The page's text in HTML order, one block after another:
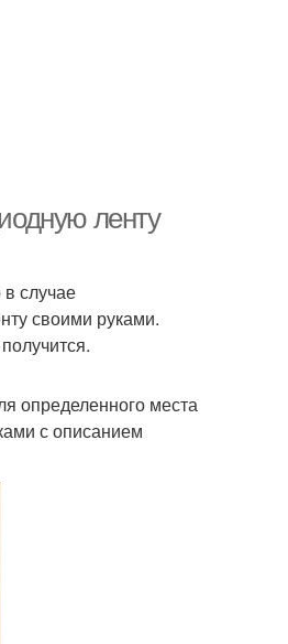
ленту
случае
своими руками.
определенного места
с описанием